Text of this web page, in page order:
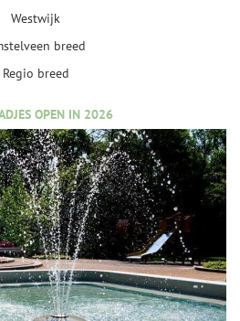
Westwijk
breed
Regio breed
OPEN IN 2026